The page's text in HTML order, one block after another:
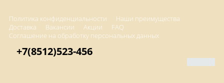
Политика конфиденциальности
Наши преимущества
Доставка
Вакансии Акции
FAQ
Соглашение на обработку персональных данных
+7(8512)523-456